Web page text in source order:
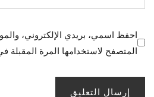
احفظ اسمي، بريدي الإلكتروني،
المتصفح لاستخدامها المرة المقبلة